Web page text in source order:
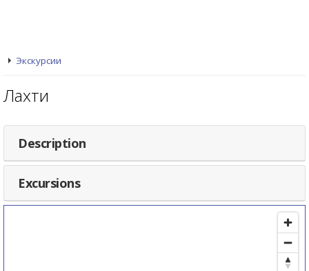
Экскурсии
Лахти
Description
Excursions